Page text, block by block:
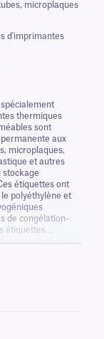
microplaques
d'imprimantes
thermiques
sont
aux
microplaques,
et autres
stockage
étiquettes ont
polyéthylène et
de congélation-
étiquettes
avec la plupart
obstacle ni